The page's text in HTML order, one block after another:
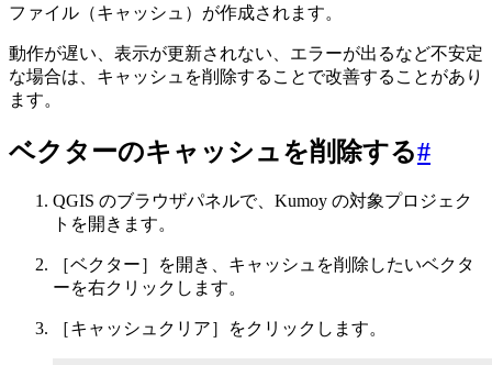
ファイル（キャッシュ）が作成されます。
動作が遅い、表示が更新されない、エラーが出るなど不安定
な場合は、キャッシュを削除することで改善することがあり
ます。
ベクターのキャッシュを削除する#
QGIS のブラウザパネルで、Kumoy の対象プロジェク
トを開きます。
［ベクター］を開き、キャッシュを削除したいベクタ
ーを右クリックします。
［キャッシュクリア］をクリックします。